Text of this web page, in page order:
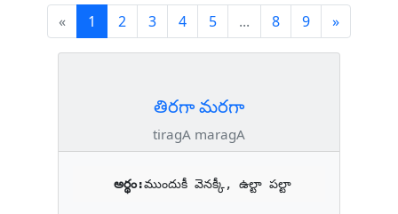
« 1 (current)
2 3 4 5 ... 8 9 »Next
తిరగా మరగా
tiragA maragA
అర్థం:ముందుకీ వెనక్కీ, ఉల్టా పల్టా